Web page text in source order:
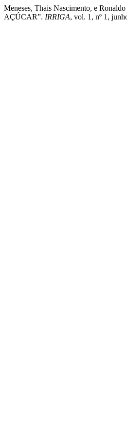
Meneses, Thais Nascimento, e
AÇÚCAR”. IRRIGA, vol. 1, nº 1,